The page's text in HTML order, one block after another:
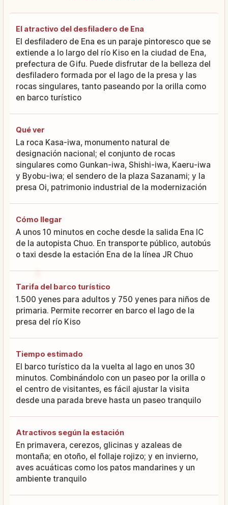
El atractivo del desfiladero de Ena
El desfiladero de Ena es un paraje pintoresco que se
extiende a lo largo del río Kiso en la ciudad de Ena,
prefectura de Gifu. Puede disfrutar de la belleza del
desfiladero formada por el lago de la presa y las
rocas singulares, tanto paseando por la orilla como
en barco turístico
Qué ver
La roca Kasa-iwa, monumento natural de
designación nacional; el conjunto de rocas
singulares como Gunkan-iwa, Shishi-iwa, Kaeru-iwa
y Byobu-iwa; el sendero de la plaza Sazanami; y la
presa Oi, patrimonio industrial de la modernización
Cómo llegar
A unos 10 minutos en coche desde la salida Ena IC
de la autopista Chuo. En transporte público, autobús
o taxi desde la estación Ena de la línea JR Chuo
Tarifa del barco turístico
1.500 yenes para adultos y 750 yenes para niños de
primaria. Permite recorrer en barco el lago de la
presa del río Kiso
Tiempo estimado
El barco turístico da la vuelta al lago en unos 30
minutos. Combinándolo con un paseo por la orilla o
el centro de visitantes, es fácil ajustar la visita
desde una parada breve hasta un paseo tranquilo
Atractivos según la estación
En primavera, cerezos, glicinas y azaleas de
montaña; en otoño, el follaje rojizo; y en invierno,
aves acuáticas como los patos mandarines y un
ambiente tranquilo